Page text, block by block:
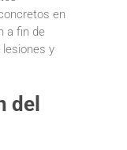
en
a fin de
lesiones y
del